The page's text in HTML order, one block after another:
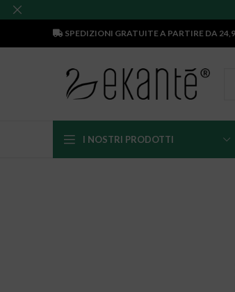
SPEDIZIONI GRATUITE A PARTIRE DA
I NOSTRI PRODOTTI